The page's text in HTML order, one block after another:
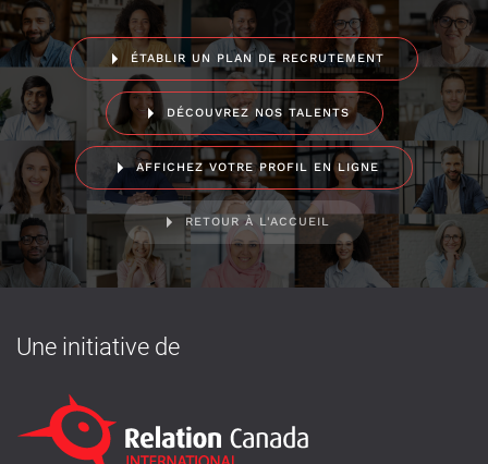
ÉTABLIR UN PLAN DE RECRUTEMENT
DÉCOUVREZ NOS TALENTS
AFFICHEZ VOTRE PROFIL EN LIGNE
RETOUR À L'ACCUEIL
Une initiative de